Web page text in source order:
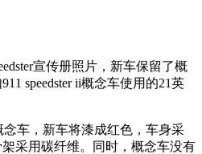
宣传册照片，新车保留了概
speedster ii概念车使用的21英
念车，新车将漆成红色，车身采
采用碳纤维。同时，概念车没有